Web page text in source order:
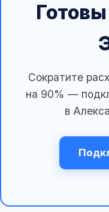
Сократите
на 90% —
в